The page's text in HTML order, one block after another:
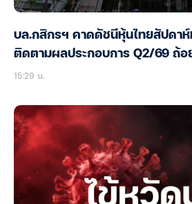
บล.กสิกรฯ คาดดัชนีหุ้นไทยสัปดาห์
ติดตามผลประกอบการ Q2/69 ถ้อ
15:29 น.